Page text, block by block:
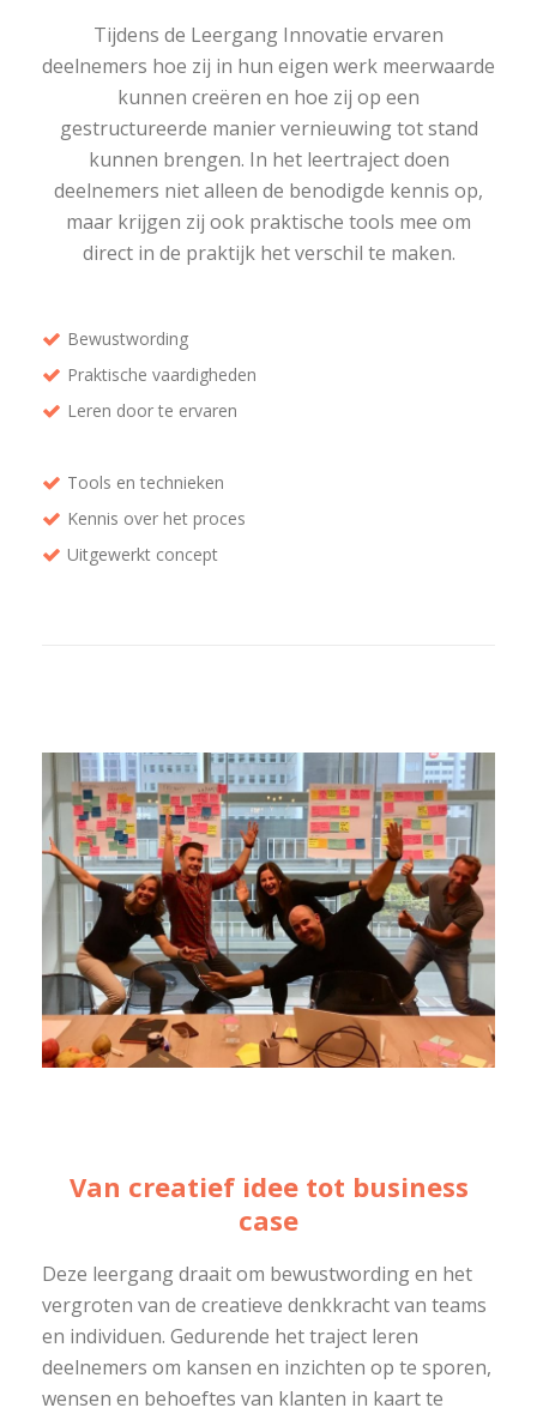
Tijdens de Leergang Innovatie ervaren
deelnemers hoe zij in hun eigen werk meerwaarde
kunnen creëren en hoe zij op een
gestructureerde manier vernieuwing tot stand
kunnen brengen. In het leertraject doen
deelnemers niet alleen de benodigde kennis op,
maar krijgen zij ook praktische tools mee om
direct in de praktijk het verschil te maken.
Bewustwording
Praktische vaardigheden
Leren door te ervaren
Tools en technieken
Kennis over het proces
Uitgewerkt concept
Van creatief idee tot business
case
Deze leergang draait om bewustwording en het
vergroten van de creatieve denkkracht van teams
en individuen. Gedurende het traject leren
deelnemers om kansen en inzichten op te sporen,
wensen en behoeftes van klanten in kaart te